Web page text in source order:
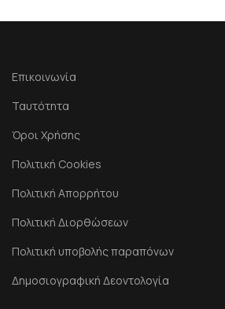
Επικοινωνία
Ταυτότητα
Όροι Χρήσης
Πολιτική Cookies
Πολιτική Απορρήτου
Πολιτική Διορθώσεων
Πολιτική υποβολής παραπόνων
Δημοσιογραφική Δεοντολογία